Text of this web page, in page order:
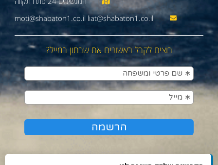
moti@shabaton1.co.il liat@shabaton1.co.il
רוצים לקבל ראשונים את שבתון במייל?